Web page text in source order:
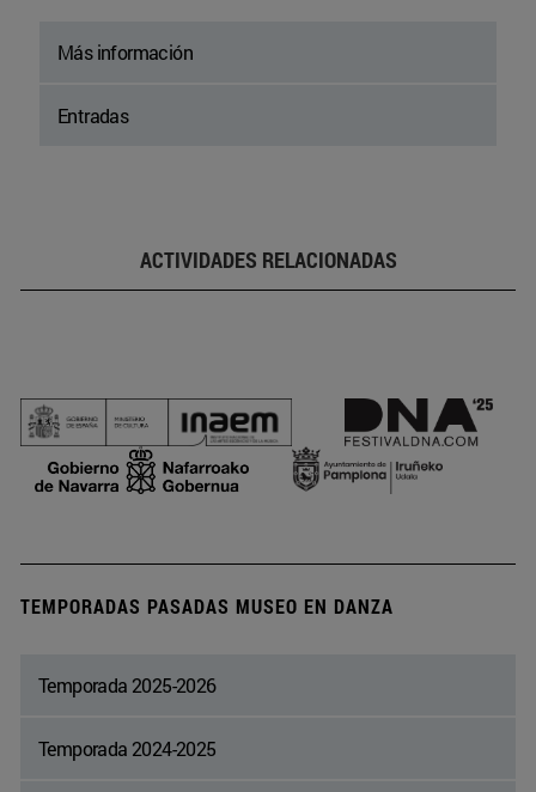
Más información
Entradas
ACTIVIDADES RELACIONADAS
TEMPORADAS PASADAS MUSEO EN DANZA
Temporada 2025-2026
Temporada 2024-2025